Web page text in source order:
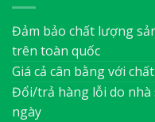
Đảm bảo chất lượng
trên toàn quốc
Giá cả cân bằng với
Đổi/trả hàng lỗi do nhà
ngày